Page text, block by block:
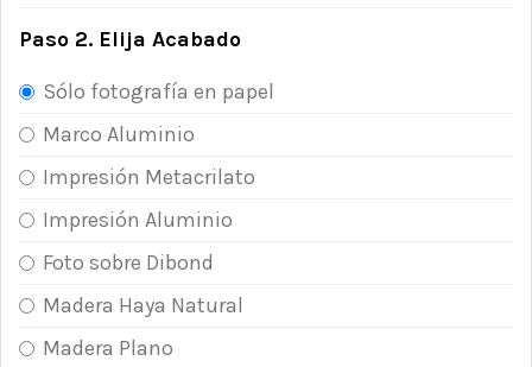
Paso 2. Elija Acabado
Sólo fotografía en papel
Marco Aluminio
Impresión Metacrilato
Impresión Aluminio
Foto sobre Dibond
Madera Haya Natural
Madera Plano